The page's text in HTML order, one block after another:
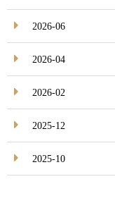
2026-06
2026-04
2026-02
2025-12
2025-10